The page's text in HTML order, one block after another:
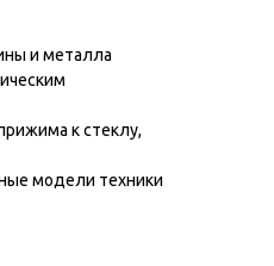
и металла
к стеклу,
модели техники